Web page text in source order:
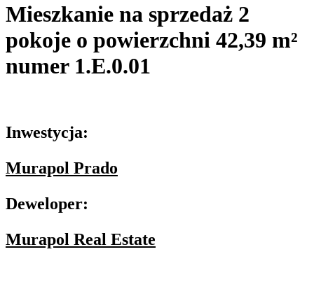
Mieszkanie na sprzedaż 2
pokoje o powierzchni 42,39 m²
numer 1.E.0.01
Inwestycja:
Murapol Prado
Deweloper:
Murapol Real Estate